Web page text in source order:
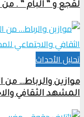
لقجع و ” البام ” .
تحلیل الأحداث
موازين والرباط… من
المشهد الثقافي